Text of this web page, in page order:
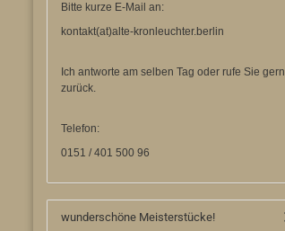
Bitte kurze E-Mail an:
kontakt(at)alte-kronleuchter.berlin
Ich antworte am selben Tag oder rufe Sie gern
zurück.
Telefon:
0151 / 401 500 96
wunderschöne Meisterstücke!